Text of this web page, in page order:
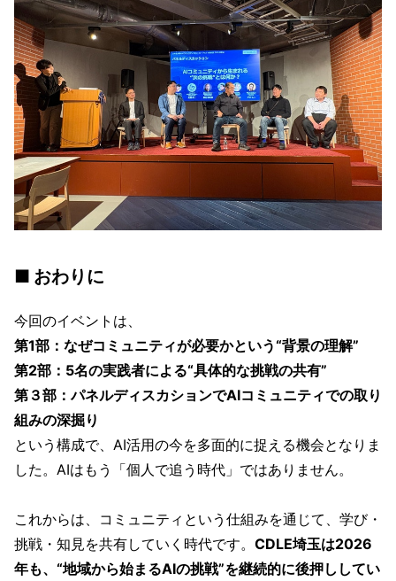
■ おわりに
今回のイベントは、
第1部：なぜコミュニティが必要かという“背景の理解”
第2部：5名の実践者による“具体的な挑戦の共有”
第３部：パネルディスカションでAIコミュニティでの取り
組みの深掘り
という構成で、AI活用の今を多面的に捉える機会となりま
した。AIはもう「個人で追う時代」ではありません。
これからは、コミュニティという仕組みを通じて、学び・
挑戦・知見を共有していく時代です。 CDLE埼玉は2026
年も、“地域から始まるAIの挑戦”を継続的に後押ししてい